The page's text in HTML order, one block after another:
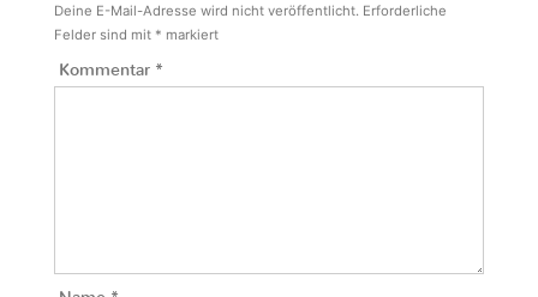
Deine E-Mail-Adresse wird nicht veröffentlicht. Erforderliche
Felder sind mit * markiert
Kommentar *